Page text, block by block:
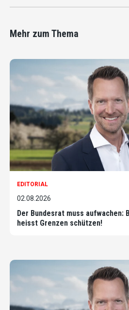
Mehr zum Thema
EDITORIAL
02.08.2026
Der Bundesrat muss aufwachen:
heisst Grenzen schützen!